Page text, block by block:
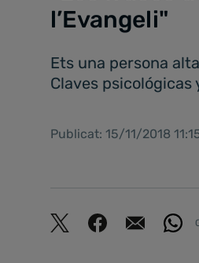
l’Evangeli"
Ets una persona
Claves
Publicat: 15/11/2018